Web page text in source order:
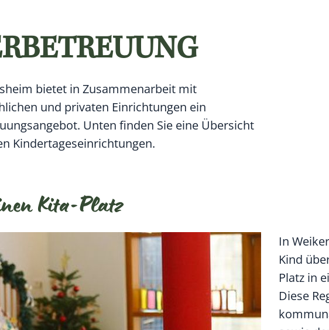
bietet in Zusammenarbeit mit
und privaten Einrichtungen ein
Unten finden Sie eine Übersicht
Kindertageseinrichtungen.
Kita-Platz
In
Kind
Platz in
Diese